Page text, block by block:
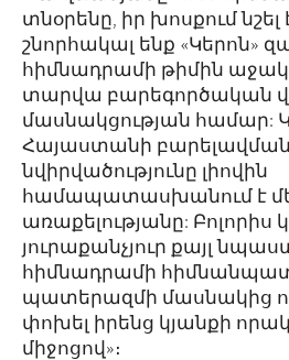
տնօրենը, իր խոսքում նշել
շնորհակալ ենք «Կերոն»
հիմնադրամի թիմին
տարվա բարեգործական
մասնակցության համար:
Հայաստանի
նվիրվածությունը լիովին
համապատասխանում է
առաքելությանը:
յուրաքանչյուր քայլ
հիմնադրամի
պատերազմի մասնակից
փոխել իրենց կյանքի
միջոցով»։